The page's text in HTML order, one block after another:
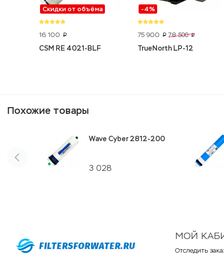
Скидки от объёма
16 100 p
CSM RE 4021-BLF
-4%
75 900 p 78 500 p
TrueNorth LP-12
Похожие товары
3 028
Wave Cyber 2812-200
МОЙ
Отследить